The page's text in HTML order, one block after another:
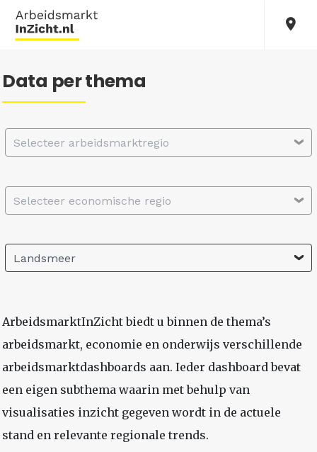
Data per thema
Selecteer arbeidsmarktregio
Selecteer economische regio
Landsmeer
ArbeidsmarktInZicht biedt u binnen de thema’s
arbeidsmarkt, economie en onderwijs verschillende
arbeidsmarktdashboards aan. Ieder dashboard bevat
een eigen subthema waarin met behulp van
visualisaties inzicht gegeven wordt in de actuele
stand en relevante regionale trends.